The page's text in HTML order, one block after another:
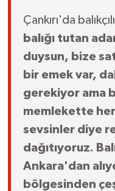
Çankırı'da
balığı tutan
duysun, bize
bir emek var,
gerekiyor ama
memlekette
sevsinler diye
dağıtıyoruz.
Ankara'dan
bölgesinden